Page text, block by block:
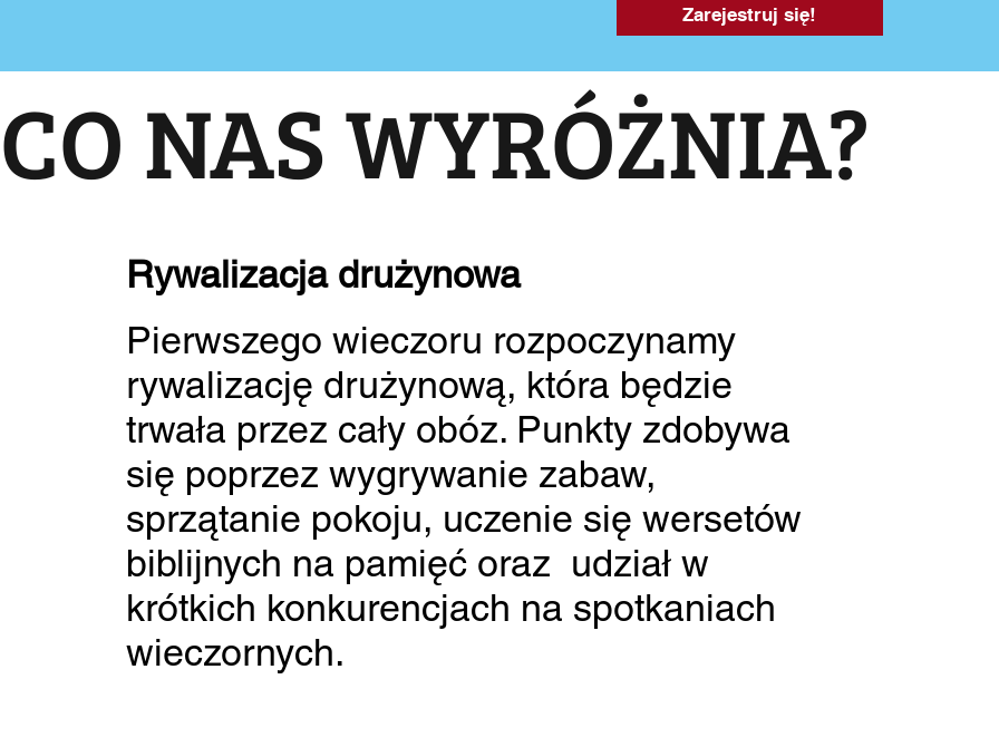
Zarejestruj się!
CO NAS WYRÓŻNIA?
Rywalizacja drużynowa
Pierwszego wieczoru rozpoczynamy
rywalizację drużynową, która będzie
trwała przez cały obóz. Punkty zdobywa
się poprzez wygrywanie zabaw,
sprzątanie pokoju, uczenie się wersetów
biblijnych na pamięć oraz udział w
krótkich konkurencjach na spotkaniach
wieczornych.